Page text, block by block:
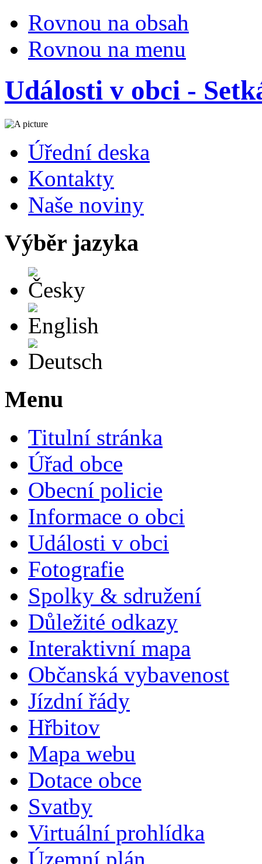
Rovnou na obsah
Rovnou na menu
Události v obci -
Úřední deska
Kontakty
Naše noviny
Výběr jazyka
Menu
Titulní stránka
Úřad obce
Obecní policie
Informace o obci
Události v obci
Fotografie
Spolky & sdružení
Důležité odkazy
Interaktivní mapa
Občanská vybavenost
Jízdní řády
Hřbitov
Mapa webu
Dotace obce
Svatby
Virtuální prohlídka
Územní plán